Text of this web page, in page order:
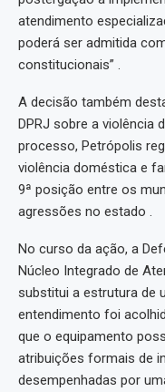
atendimento
poderá ser admitida
constitucionais” .
A decisão também
DPRJ sobre a violência
processo, Petrópolis
violência doméstica e
9ª posição entre os
agressões no estado .
No curso da ação, a
Núcleo Integrado de
substitui a estrutura de
entendimento foi
que o equipamento
atribuições formais de
desempenhadas por